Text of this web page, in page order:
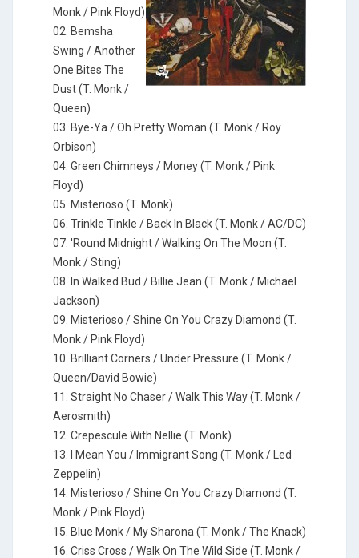
Monk / Pink Floyd)
02. Bemsha
Swing / Another
One Bites The
Dust (T. Monk /
Queen)
03. Bye-Ya / Oh Pretty Woman (T. Monk / Roy
Orbison)
04. Green Chimneys / Money (T. Monk / Pink
Floyd)
05. Misterioso (T. Monk)
06. Trinkle Tinkle / Back In Black (T. Monk / AC/DC)
07. 'Round Midnight / Walking On The Moon (T.
Monk / Sting)
08. In Walked Bud / Billie Jean (T. Monk / Michael
Jackson)
09. Misterioso / Shine On You Crazy Diamond (T.
Monk / Pink Floyd)
10. Brilliant Corners / Under Pressure (T. Monk /
Queen/David Bowie)
11. Straight No Chaser / Walk This Way (T. Monk /
Aerosmith)
12. Crepescule With Nellie (T. Monk)
13. I Mean You / Immigrant Song (T. Monk / Led
Zeppelin)
14. Misterioso / Shine On You Crazy Diamond (T.
Monk / Pink Floyd)
15. Blue Monk / My Sharona (T. Monk / The Knack)
16. Criss Cross / Walk On The Wild Side (T. Monk /